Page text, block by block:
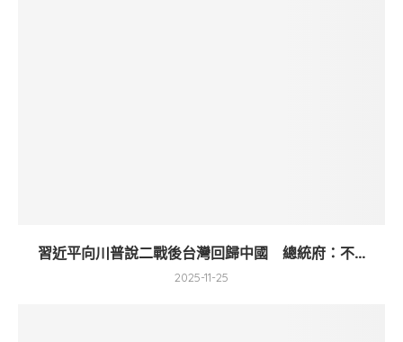
習近平向川普說二戰後台灣回歸中國 總統府：不...
2025-11-25